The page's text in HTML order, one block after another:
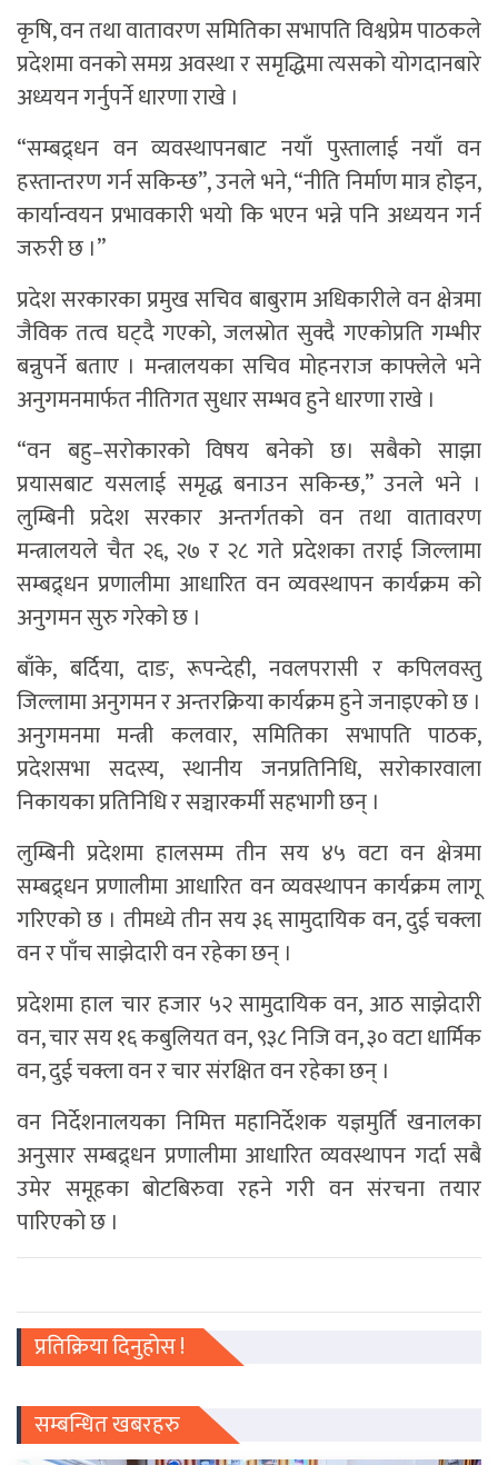
कृषि, वन तथा वातावरण समितिका सभापति विश्वप्रेम पाठकले
प्रदेशमा वनको समग्र अवस्था र समृद्धिमा त्यसको योगदानबारे
अध्ययन गर्नुपर्ने धारणा राखे ।
“सम्बद्र्धन वन व्यवस्थापनबाट नयाँ पुस्तालाई नयाँ वन
हस्तान्तरण गर्न सकिन्छ”, उनले भने, “नीति निर्माण मात्र होइन,
कार्यान्वयन प्रभावकारी भयो कि भएन भन्ने पनि अध्ययन गर्न
जरुरी छ ।”
प्रदेश सरकारका प्रमुख सचिव बाबुराम अधिकारीले वन क्षेत्रमा
जैविक तत्व घट्दै गएको, जलस्रोत सुक्दै गएकोप्रति गम्भीर
बन्नुपर्ने बताए । मन्त्रालयका सचिव मोहनराज काफ्लेले भने
अनुगमनमार्फत नीतिगत सुधार सम्भव हुने धारणा राखे ।
“वन बहु–सरोकारको विषय बनेको छ। सबैको साझा
प्रयासबाट यसलाई समृद्ध बनाउन सकिन्छ,” उनले भने ।
लुम्बिनी प्रदेश सरकार अन्तर्गतको वन तथा वातावरण
मन्त्रालयले चैत २६, २७ र २८ गते प्रदेशका तराई जिल्लामा
सम्बद्र्धन प्रणालीमा आधारित वन व्यवस्थापन कार्यक्रम को
अनुगमन सुरु गरेको छ ।
बाँके, बर्दिया, दाङ, रूपन्देही, नवलपरासी र कपिलवस्तु
जिल्लामा अनुगमन र अन्तरक्रिया कार्यक्रम हुने जनाइएको छ ।
अनुगमनमा मन्त्री कलवार, समितिका सभापति पाठक,
प्रदेशसभा सदस्य, स्थानीय जनप्रतिनिधि, सरोकारवाला
निकायका प्रतिनिधि र सञ्चारकर्मी सहभागी छन् ।
लुम्बिनी प्रदेशमा हालसम्म तीन सय ४५ वटा वन क्षेत्रमा
सम्बद्र्धन प्रणालीमा आधारित वन व्यवस्थापन कार्यक्रम लागू
गरिएको छ । तीमध्ये तीन सय ३६ सामुदायिक वन, दुई चक्ला
वन र पाँच साझेदारी वन रहेका छन् ।
प्रदेशमा हाल चार हजार ५२ सामुदायिक वन, आठ साझेदारी
वन, चार सय १६ कबुलियत वन, ९३८ निजि वन, ३० वटा धार्मिक
वन, दुई चक्ला वन र चार संरक्षित वन रहेका छन् ।
वन निर्देशनालयका निमित्त महानिर्देशक यज्ञमुर्ति खनालका
अनुसार सम्बद्र्धन प्रणालीमा आधारित व्यवस्थापन गर्दा सबै
उमेर समूहका बोटबिरुवा रहने गरी वन संरचना तयार
पारिएको छ ।
प्रतिक्रिया दिनुहोस !
सम्बन्धित खबरहरु